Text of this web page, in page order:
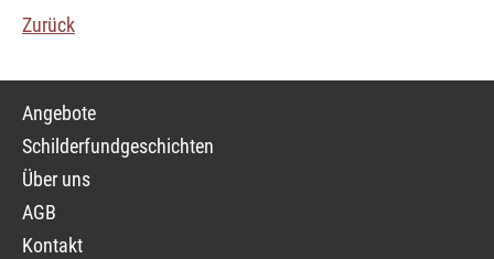
Zurück
Navigation
überspringen
Angebote
Schilderfundgeschichten
Über uns
AGB
Kontakt